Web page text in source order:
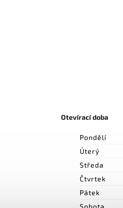
Otevírací doba
Pondělí
Úterý
Středa
Čtvrtek
Pátek
Sobota